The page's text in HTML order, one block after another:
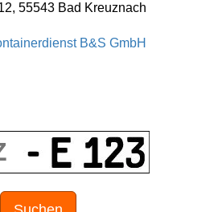
55543 Bad Kreuznach
B&S GmbH